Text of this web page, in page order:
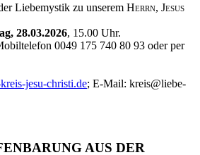
Liebemystik zu unserem Herrn, Jesus
28.03.2026, 15.00 Uhr.
0049 175 740 80 93 oder per
jesu-christi.de; E-Mail: kreis@liebe-
AUS DER